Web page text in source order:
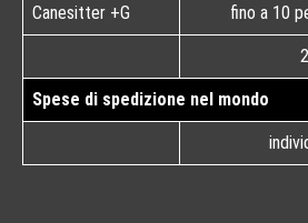
Canesitter +G fino a 10
Spese di spedizione nel mondo